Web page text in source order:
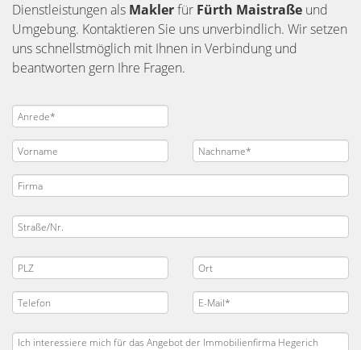
Dienstleistungen als Maklerfür Fürth Maistraße und
Umgebung. Kontaktieren Sie uns unverbindlich. Wir setzen
uns schnellstmöglich mit Ihnen in Verbindung und
beantworten gern Ihre Fragen.